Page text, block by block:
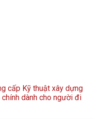
cấp Kỹ thuật xây dựng
chính dành cho người đi